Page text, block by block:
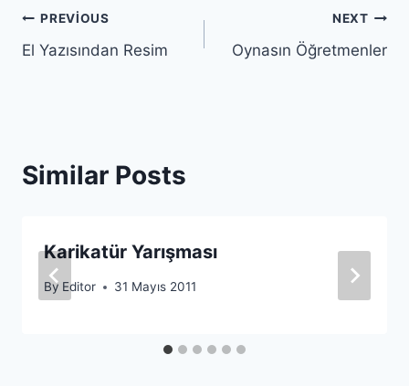
Yazı
gezinmesi
PREVIOUS
El Yazısından Resim
NEXT
Oynasın Öğretmenler
Similar Posts
Karikatür Yarışması
By Editor 31 Mayıs 2011